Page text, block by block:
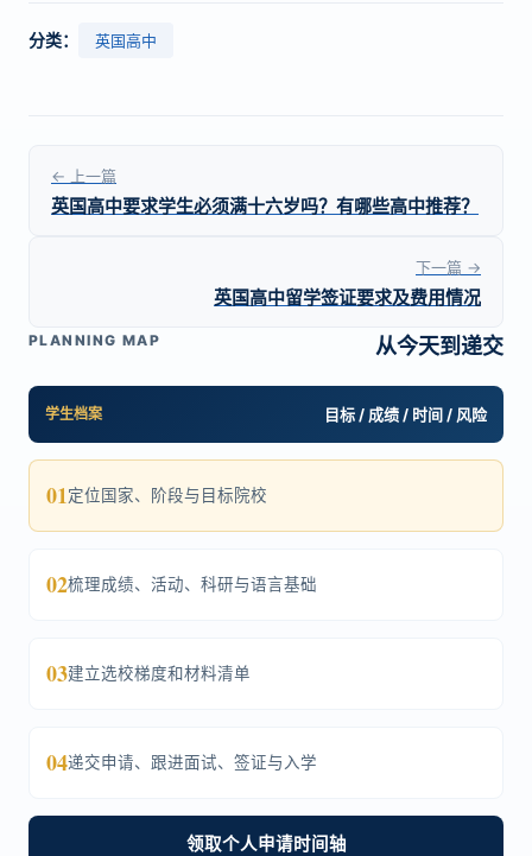
分类： 英国高中
← 上一篇
英国高中要求学生必须满十六岁吗？有哪些高中推荐？
下一篇 →
英国高中留学签证要求及费用情况
PLANNING MAP 从今天到递交
学生档案 目标 / 成绩 / 时间 / 风险
01定位国家、阶段与目标院校
02梳理成绩、活动、科研与语言基础
03建立选校梯度和材料清单
04递交申请、跟进面试、签证与入学
领取个人申请时间轴